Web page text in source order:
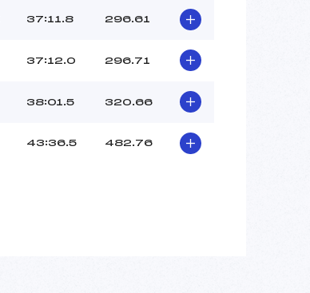
37:11.8 296.61
37:12.0 296.71
38:01.5 320.66
43:36.5 482.76